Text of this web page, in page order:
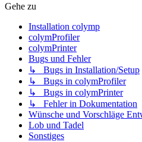
Gehe zu
Installation colymp
colymProfiler
colymPrinter
Bugs und Fehler
↳ Bugs in Installation/Setup
↳ Bugs in colymProfiler
↳ Bugs in colymPrinter
↳ Fehler in Dokumentation
Wünsche und Vorschläge
Lob und Tadel
Sonstiges